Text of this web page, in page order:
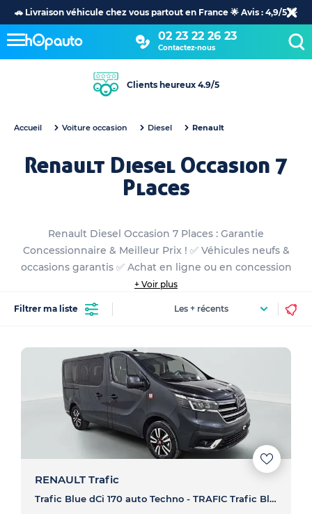
🚗 Livraison véhicule chez vous partout en France 🌟 Avis : 4,9/5 🌟
02 23 22 26 23
Contactez-nous
+30 ans d’expertise dans l’automobile
Accueil Voiture occasion Diesel Renault
Renault Diesel Occasion 7
Places
Renault Diesel Occasion 7 Places : Garantie
Concessionnaire & Meilleur Prix ! ✅ Véhicules neufs &
occasions garantis ✅ Achat en ligne ou en concession
+ Voir plus
Filtrer ma liste
RENAULT Trafic
Trafic Blue dCi 170 auto Techno - TRAFIC Trafic Blue dCi 170 auto Techno